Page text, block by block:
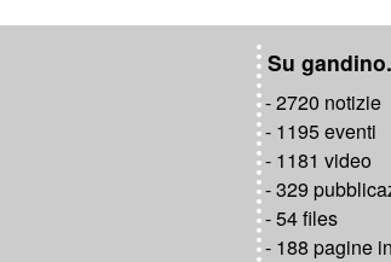
Su
- 2720 notizie
- 1195 eventi
- 1181 video
- 329
- 54 files
- 188 pagine